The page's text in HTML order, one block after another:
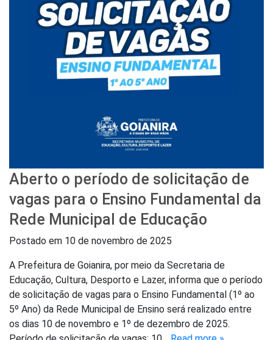
Aberto o período de solicitação de
vagas para o Ensino Fundamental da
Rede Municipal de Educação
Postado em 10 de novembro de 2025
A Prefeitura de Goianira, por meio da Secretaria de
Educação, Cultura, Desporto e Lazer, informa que o período
de solicitação de vagas para o Ensino Fundamental (1º ao
5º Ano) da Rede Municipal de Ensino será realizado entre
os dias 10 de novembro e 1º de dezembro de 2025.